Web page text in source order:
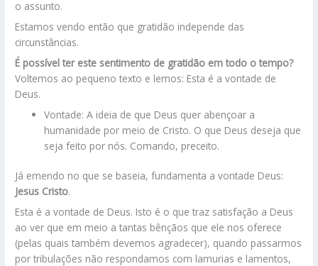
o assunto.
Estamos vendo então que gratidão independe das
circunstâncias.
É possível ter este sentimento de gratidão em todo o tempo?
Voltemos ao pequeno texto e lemos: Esta é a vontade de
Deus.
Vontade: A ideia de que Deus quer abençoar a
humanidade por meio de Cristo. O que Deus deseja que
seja feito por nós. Comando, preceito.
Já emendo no que se baseia, fundamenta a vontade Deus:
Jesus Cristo.
Esta é a vontade de Deus. Isto é o que traz satisfação a Deus
ao ver que em meio a tantas bênçãos que ele nos oferece
(pelas quais também devemos agradecer), quando passarmos
por tribulações não respondamos com lamurias e lamentos,